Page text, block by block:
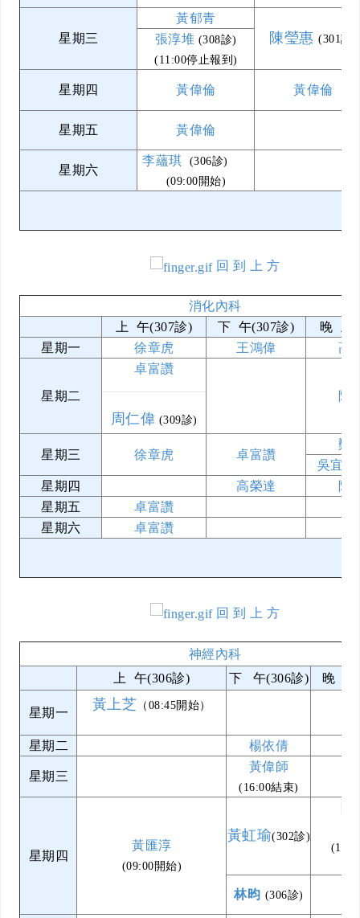
星期三
黃郁青
陳瑩惠 (301診)
張淳堆 (308診)
(11:00停止報到)
星期四 黃偉倫 黃偉倫
星期五 黃偉倫
星期六
李蘊琪
(306診)
(09:00開始)
回 到 上 方
消化內科
上 午(307診)
下 午(307診)
晚 上
星期一
徐章虎 王鴻偉 高
星期二
卓富讚
周仁偉 (309診)
陳
星期三 徐章虎 卓富讚
鄭
吳宜樺
星期四
高榮達
陳
星期五
卓富讚
星期六
卓富讚
回 到 上 方
神經內科
上 午(306診)
下 午(306診) 晚 上
星期一
黃上芝 （08:45開始）
星期二 楊依倩
星期三
黃偉師
(16:00結束)
星期四
黃匯淳
(09:00開始)
黃虹瑜(302診)
林昀 (306診)